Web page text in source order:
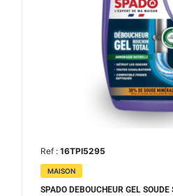
Ref : 16TPI5295
MAISON
SPADO DEBOUCHEUR GEL